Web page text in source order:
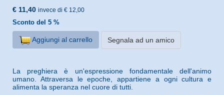
€ 11,40 invece di € 12,00
Sconto del 5 %
Aggiungi al carrello Segnala ad un amico
La preghiera è un'espressione fondamentale dell'animo
umano. Attraversa le epoche, appartiene a ogni cultura e
alimenta la speranza nel cuore di tutti.